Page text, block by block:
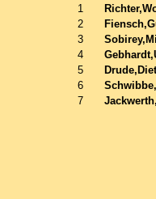
1
2
3
4
5
6
7